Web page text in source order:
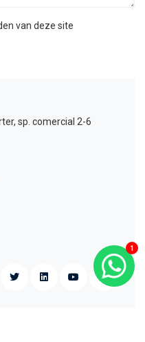
1
van deze site
sp. comercial 2-6